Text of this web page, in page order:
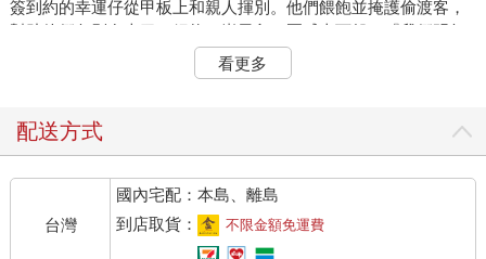
簽到約的幸運仔從甲板上和親人揮別。他們餵飽並掩護偷渡客，
幫助他們各別在古巴、紐約、峇里島、夏威夷下船。『我們明年
在加州見』，他們會這麼說。所有人都把錢寄回家。
「我記得有一天我們換衣服的時候，我看著妳姑姑。我之前從來
直到後來她和其他懷孕的女人一樣，上衣往上撐起來，黑色褲子
已經離開好幾年了。沒有人說什麼。我們完全沒提這事。夏天剛
到，她準備要生了，但這完全是不可能的事。
「村裡的人其實都在算時間。孩子臨盆那晚，村子裡的人襲擊了
我們家。有些人在哭。像是一把大鋸子，鋸齒上纏著燈火，一群
看更多
配送方式
台灣
國內宅配：本島、離島
到店取貨：
不限金額免運費